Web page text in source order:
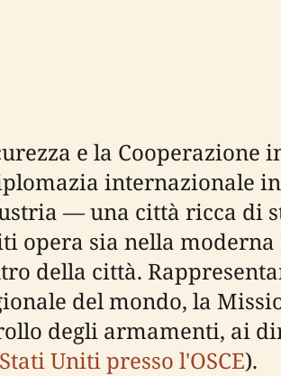
e la Cooperazione
internazionale
— una città ricca di
opera sia nella moderna
della città.
del mondo, la
degli armamenti, ai
Uniti presso l'OSCE).